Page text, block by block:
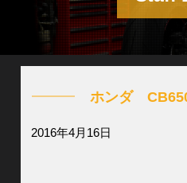
ホンダ
2016年4月16日